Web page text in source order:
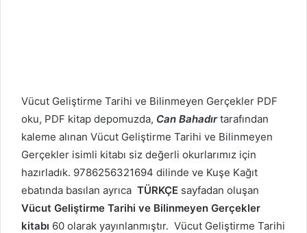
Vücut Geliştirme Tarihi ve Bilinmeyen Gerçekler PDF
oku, PDF kitap depomuzda, Can Bahadırtarafından
kaleme alınan Vücut Geliştirme Tarihi ve Bilinmeyen
Gerçekler isimli kitabı siz değerli okurlarımız için
hazırladık. 9786256321694 dilinde ve Kuşe Kağıt
ebatında basılan ayrıca TÜRKÇE sayfadan oluşan
Vücut Geliştirme Tarihi ve Bilinmeyen Gerçekler
kitabı 60 olarak yayınlanmıştır. Vücut Geliştirme Tarihi